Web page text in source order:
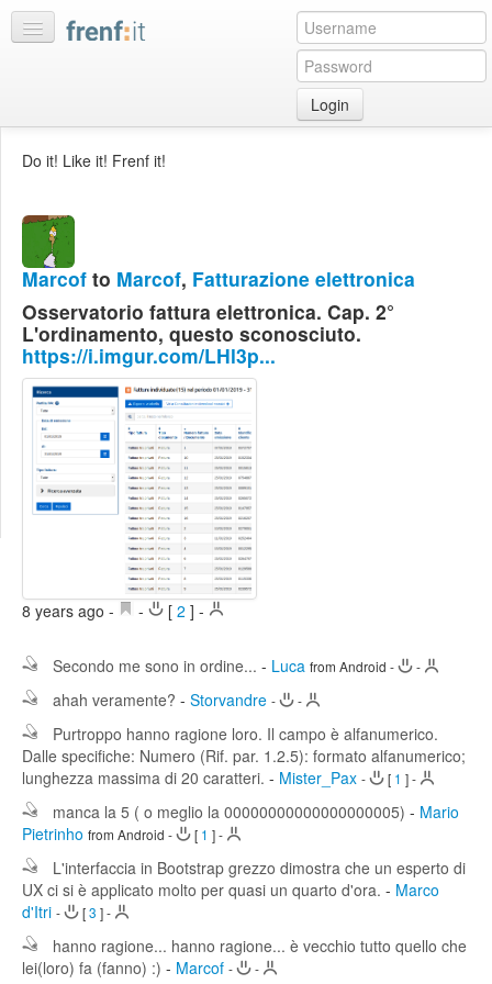
Login
discussions
Bookmarks
Best
of
:LISTS
Edit
:ROOMS
Edit
Do it! Like it! Frenf it!
Marcof to Marcof, Fatturazione elettronica
Osservatorio fattura elettronica. Cap. 2°
L'ordinamento, questo sconosciuto.
https://i.imgur.com/LHl3p...
8 years ago - - [ 2 ] -
Secondo me sono in ordine... - Luca from Android - -
ahah veramente? - Storvandre - -
Purtroppo hanno ragione loro. Il campo è alfanumerico.
Dalle specifiche: Numero (Rif. par. 1.2.5): formato alfanumerico;
lunghezza massima di 20 caratteri. - Mister_Pax - [ 1 ]-
manca la 5 ( o meglio la 00000000000000000005) - Mario
Pietrinho from Android - [ 1 ]-
L'interfaccia in Bootstrap grezzo dimostra che un esperto di
UX ci si è applicato molto per quasi un quarto d'ora. - Marco
d'Itri - [3 ]-
hanno ragione... hanno ragione... è vecchio tutto quello che
lei(loro) fa (fanno) :) - Marcof - -